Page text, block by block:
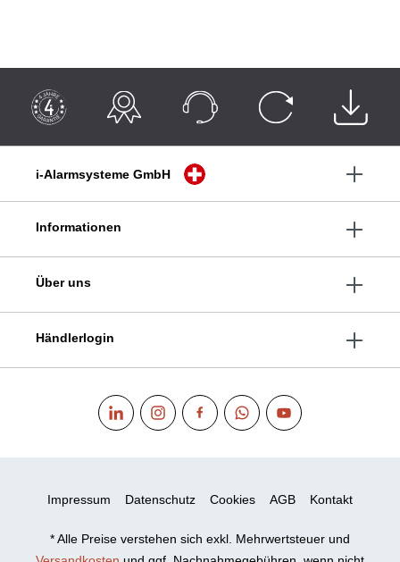
i-Alarmsysteme GmbH
Informationen
Über uns
Händlerlogin
Impressum Datenschutz Cookies AGB Kontakt
* Alle Preise verstehen sich exkl. Mehrwertsteuer und